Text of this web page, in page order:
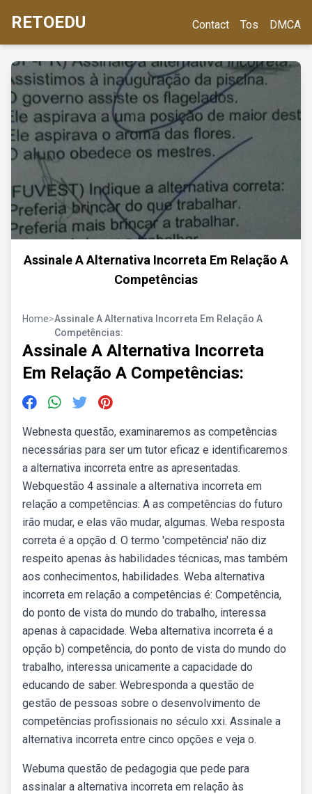
RETOEDU Contact Tos DMCA
Assinale A Alternativa Incorreta Em Relação A
Competências
Home>Assinale A Alternativa Incorreta Em Relação A
Competências:
Assinale A Alternativa Incorreta
Em Relação A Competências:
Webnesta questão, examinaremos as competências
necessárias para ser um tutor eficaz e identificaremos
a alternativa incorreta entre as apresentadas.
Webquestão 4 assinale a alternativa incorreta em
relação a competências: A as competências do futuro
irão mudar, e elas vão mudar, algumas. Weba resposta
correta é a opção d. O termo 'competência' não diz
respeito apenas às habilidades técnicas, mas também
aos conhecimentos, habilidades. Weba alternativa
incorreta em relação a competências é: Competência,
do ponto de vista do mundo do trabalho, interessa
apenas à capacidade. Weba alternativa incorreta é a
opção b) competência, do ponto de vista do mundo do
trabalho, interessa unicamente a capacidade do
educando de saber. Webresponda a questão de
gestão de pessoas sobre o desenvolvimento de
competências profissionais no século xxi. Assinale a
alternativa incorreta entre cinco opções e veja o.
Webuma questão de pedagogia que pede para
assinalar a alternativa incorreta em relação às